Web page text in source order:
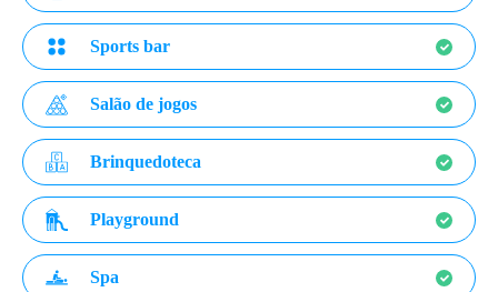
Sports bar
Salão de jogos
Brinquedoteca
Playground
Spa